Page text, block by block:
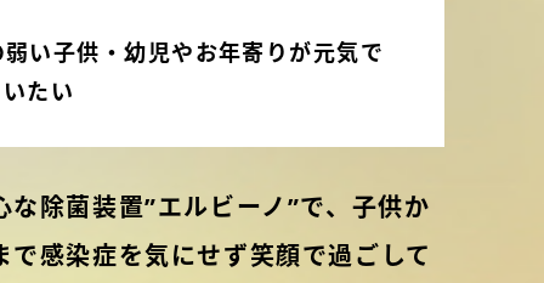
い子供・幼児やお年寄りが元気で
たい
な除菌装置”エルビーノ”で、子供か
で感染症を気にせず笑顔で過ごして